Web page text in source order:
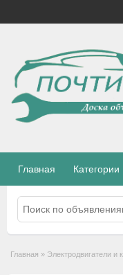
Главная Категории
Главная » Электродвигатели и